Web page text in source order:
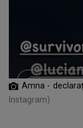
Amna -
Instagram)